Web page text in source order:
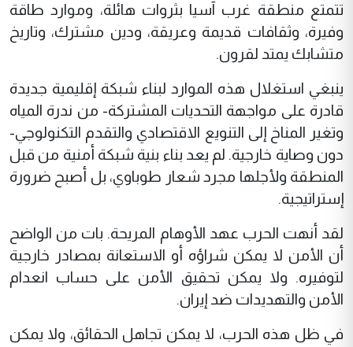
تتمتع منطقة غرب آسيا بثروات هائلة، وموارد طاقة
وفيرة، وثقافات قديمة وعریقة، ودين مشترك، وتاريخ
متشابك يمتد لقرون.
ينبغي استغلال هذه الموارد لبناء شبكة إقليمية جديدة
قادرة على مواجهة التحديات المشتركة- من ندرة المياه
وتغير المناخ إلى التنويع الاقتصادي والتقدم التكنولوجي-
دون وصاية خارجية. لم يعد بناء بنية شبكة أمنية من قبل
المنطقة ولأجلها مجرد شعار طوباوي، بل أصبح ضرورة
إستراتيجية.
لقد أنهت الحرب عهد الأوهام المريحة. بات من الواضح
أن الأمن لا يمكن شراؤه أو الاستعانة بمصادر خارجية
لتوفيره. ولا يمكن تحقيق الأمن على حساب انعدام
الأمن والتهديدات ضد إيران.
في ظل هذه الحرب، لا يمكن تجاهل الحقائق، ولا يمكن